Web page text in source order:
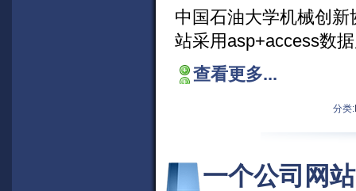
中国石油大学机械创
站采用asp+access数
查看更多...
分类:
一个公司网